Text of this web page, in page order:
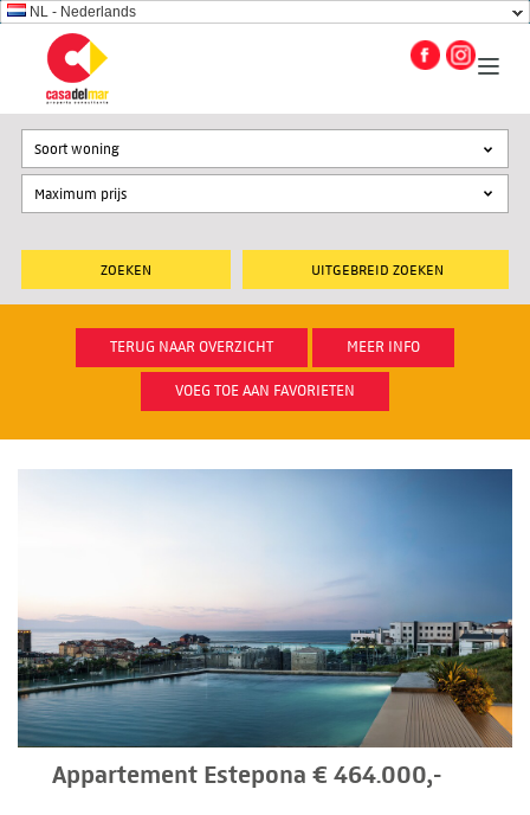
NL - Nederlands
UITGEBREID ZOEKEN
Soort woning
TERUG NAAR OVERZICHT MEER INFO
VOEG TOE AAN FAVORIETEN
Appartement Estepona € 464.000,-